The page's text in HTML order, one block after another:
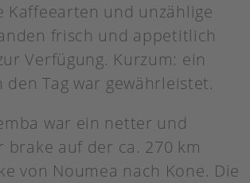
Kaffeearten und unzählige
frisch und appetitlich
Verfügung. Kurzum: ein
Tag war gewährleistet.
war ein netter und
brake auf der ca. 270 km
von Noumea nach Kone. Die